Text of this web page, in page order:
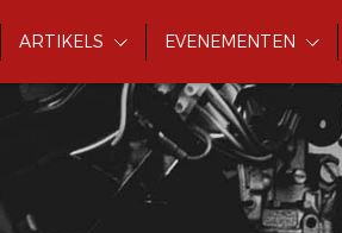
ARTIKELS EVENEMENTEN